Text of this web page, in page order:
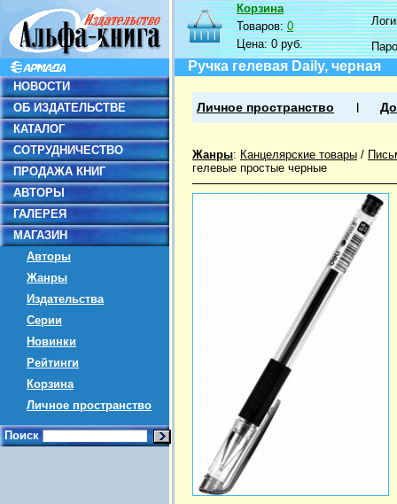
НОВОСТИ
ОБ ИЗДАТЕЛЬСТВЕ
КАТАЛОГ
СОТРУДНИЧЕСТВО
ПРОДАЖА КНИГ
АВТОРЫ
ГАЛЕРЕЯ
МАГАЗИН
Авторы
Жанры
Издательства
Серии
Новинки
Рейтинги
Корзина
Личное пространство
Поиск
Корзина
Товаров:0
Цена:0 руб.
Ручка гелевая Daily, черная
Личное пространство
Жанры: Канцелярские товары /
гелевые простые черные